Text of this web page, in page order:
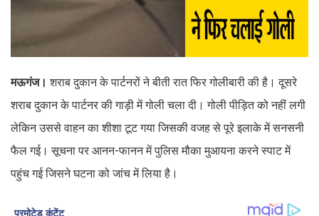
मऊगंज।शराब दुकान के पार्टनरों ने बीती रात फिर गोलीबारी की है। दूसरे
शराब दुकान के पार्टनर की गाड़ी में गोली चला दी। गोली पीड़ित को नहीं लगी
लेकिन उससे वाहन का शीशा टूट गया जिसकी वजह से पूरे इलाके में सनसनी
फैल गई। सूचना पर आनन-फानन में पुलिस मौका मुआयना करने स्पाट में
पहुंच गई जिसने घटना को जांच में लिया है।